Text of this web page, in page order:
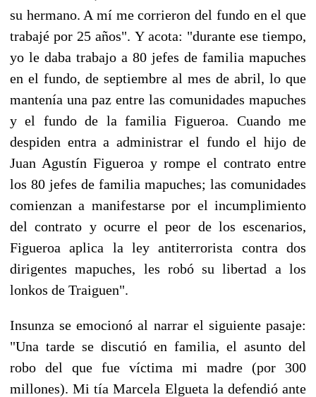
su hermano. A mí me corrieron del fundo en el que
trabajé por 25 años". Y acota: "durante ese tiempo,
yo le daba trabajo a 80 jefes de familia mapuches
en el fundo, de septiembre al mes de abril, lo que
mantenía una paz entre las comunidades mapuches
y el fundo de la familia Figueroa. Cuando me
despiden entra a administrar el fundo el hijo de
Juan Agustín Figueroa y rompe el contrato entre
los 80 jefes de familia mapuches; las comunidades
comienzan a manifestarse por el incumplimiento
del contrato y ocurre el peor de los escenarios,
Figueroa aplica la ley antiterrorista contra dos
dirigentes mapuches, les robó su libertad a los
lonkos de Traiguen".
Insunza se emocionó al narrar el siguiente pasaje:
"Una tarde se discutió en familia, el asunto del
robo del que fue víctima mi madre (por 300
millones). Mi tía Marcela Elgueta la defendió ante